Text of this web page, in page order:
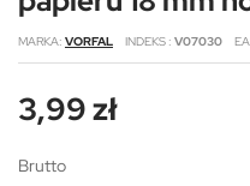
MARKA VORFAL INDEKS V07030
3,99 zł
Brutto